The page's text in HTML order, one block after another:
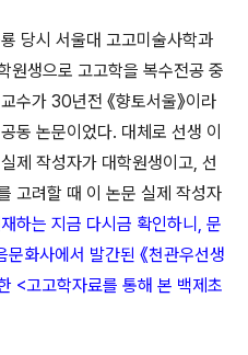
당시 서울대 고고미술사학과
원생으로 고고학을 복수전공 중
수가 30년전 《향토서울》이라
동 논문이었다. 대체로 선생 이
제 작성자가 대학원생이고, 선
고려할 때 이 논문 실제 작성자
하는 지금 다시금 확인하니, 문
화사에서 발간된 《천관우선생
<고고학자료를 통해 본 백제초